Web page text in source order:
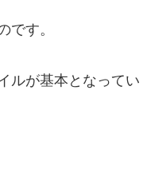
です。
ルが基本となってい